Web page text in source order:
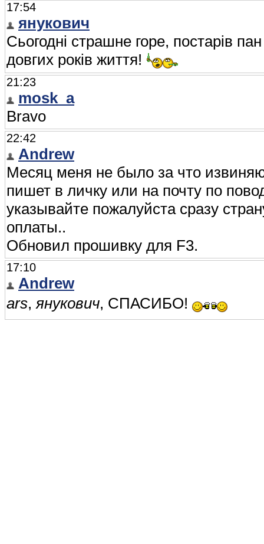
17:54
янукович
Сьогодні страшне горе, постарів
довгих років життя!
21:23
mosk_a
Bravo
22:42
Andrew
Месяц меня не было за что
пишет в личку или на почту по
указывайте пожалуйста сразу
оплаты..
Обновил прошивку для F3.
17:10
Andrew
ars,янукович, СПАСИБО!